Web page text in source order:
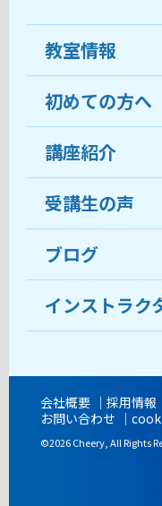
教室情報
教室について
受講生の声
おすすめ・
目的から講
教室ブログ
開講時間
初めての方へ
ココがおす
料金
受講までの
よくあるご
講座紹介
受講生の声
ブログ
インストラク
会社概要 採用情報
お問い合わせ
©2026 Cheery, All Rights